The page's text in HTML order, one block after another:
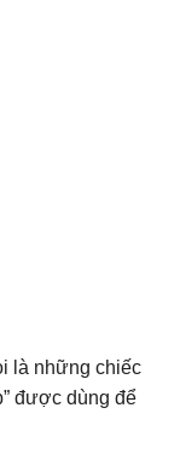
là những chiếc
được dùng để